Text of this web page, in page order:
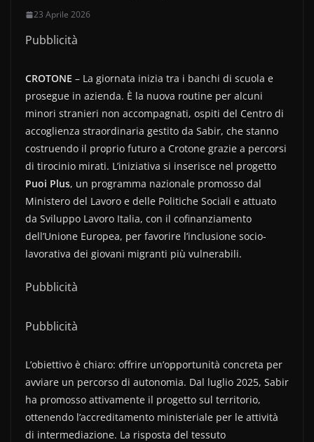
23 Aprile 2026
Pubblicità
CROTONE – La giornata inizia tra i banchi di scuola e
prosegue in azienda. È la nuova routine per alcuni
minori stranieri non accompagnati, ospiti del Centro di
accoglienza straordinaria gestito da Sabir, che stanno
costruendo il proprio futuro a Crotone grazie a percorsi
di tirocinio mirati. L’iniziativa si inserisce nel progetto
Puoi Plus, un programma nazionale promosso dal
Ministero del Lavoro e delle Politiche Sociali e attuato
da Sviluppo Lavoro Italia, con il cofinanziamento
dell’Unione Europea, per favorire l’inclusione socio-
lavorativa dei giovani migranti più vulnerabili.
Pubblicità
Pubblicità
L’obiettivo è chiaro: offrire un’opportunità concreta per
avviare un percorso di autonomia. Dal luglio 2025, Sabir
ha promosso attivamente il progetto sul territorio,
ottenendo l’accreditamento ministeriale per le attività
di intermediazione. La risposta del tessuto